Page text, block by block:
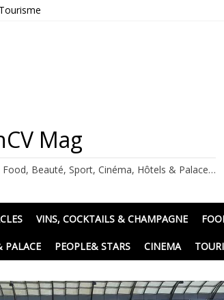
Tourisme
Mag
Beauté, Sport, Cinéma, Hôtels & Palace…
VINS, COCKTAILS & CHAMPAGNE
PALACE PEOPLE& STARS CINEMA